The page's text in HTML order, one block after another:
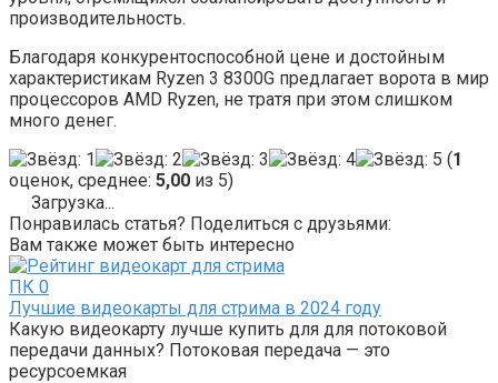
производительность.
Благодаря конкурентоспособной цене и достойным
характеристикам Ryzen 3 8300G предлагает ворота в мир
процессоров AMD Ryzen, не тратя при этом слишком
много денег.
(1
оценок, среднее: 5,00 из 5)
Загрузка...
Понравилась статья? Поделиться с друзьями:
Вам также может быть интересно
ПК 0
Лучшие видеокарты для стрима в 2024 году
Какую видеокарту лучше купить для для потоковой
передачи данных? Потоковая передача — это
ресурсоемкая